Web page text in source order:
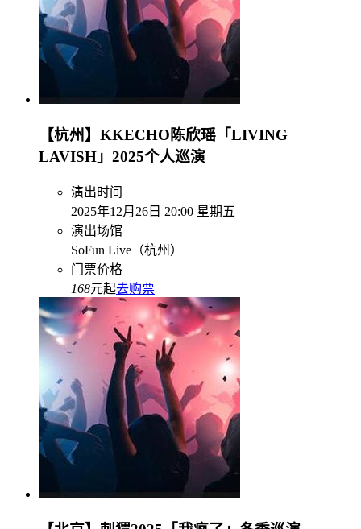
【杭州】KKECHO陈欣瑶「LIVING
LAVISH」2025个人巡演
演出时间
2025年12月26日 20:00 星期五
演出场馆
SoFun Live（杭州）
门票价格
168元起去购票